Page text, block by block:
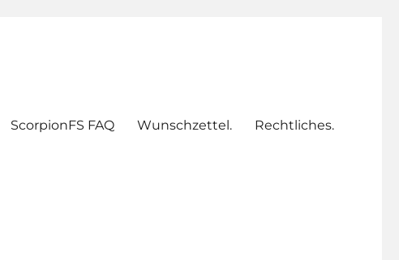
ScorpionFS FAQ Wunschzettel. Rechtliches.